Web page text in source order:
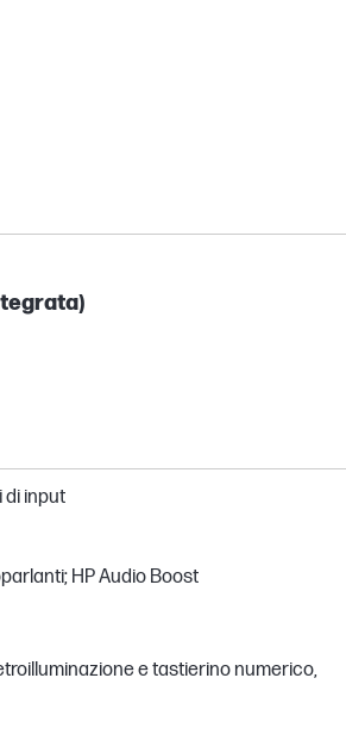
di input
HP Audio Boost
e tastierino numerico,